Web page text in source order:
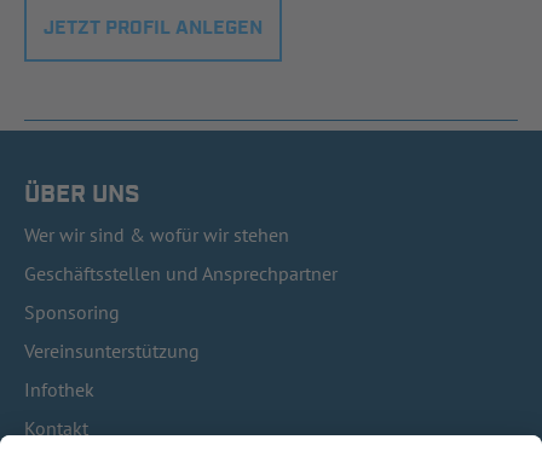
JETZT PROFIL ANLEGEN
ÜBER UNS
Wer wir sind & wofür wir stehen
Geschäftsstellen und Ansprechpartner
Sponsoring
Vereinsunterstützung
Infothek
Kontakt